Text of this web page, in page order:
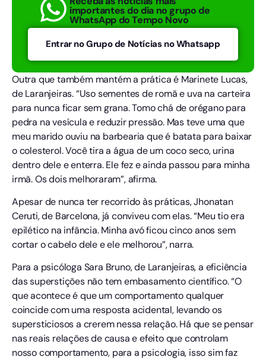
importantes do dia no grupo de
WhatsApp do Tempo Novo
Entrar no Grupo de Notícias no Whatsapp
Outra que também mantém a prática é Marinete Lucas,
de Laranjeiras. “Uso sementes de romã e uva na carteira
para nunca ficar sem grana. Tomo chá de orégano para
pedra na vesícula e reduzir pressão. Mas teve uma que
meu marido ouviu na barbearia que é batata para baixar
o colesterol. Você tira a água de um coco seco, urina
dentro dele e enterra. Ele fez e ainda passou para minha
irmã. Os dois melhoraram”, afirma.
Apesar de nunca ter recorrido às práticas, Jhonatan
Ceruti, de Barcelona, já conviveu com elas. “Meu tio era
epilético na infância. Minha avó ficou cinco anos sem
cortar o cabelo dele e ele melhorou”, narra.
Para a psicóloga Sara Bruno, de Laranjeiras, a eficiência
das superstições não tem embasamento científico. “O
que acontece é que um comportamento qualquer
coincide com uma resposta acidental, levando os
supersticiosos a crerem nessa relação. Há que se pensar
nas reais relações de causa e efeito que controlam
nosso comportamento, para a psicologia, isso sim faz